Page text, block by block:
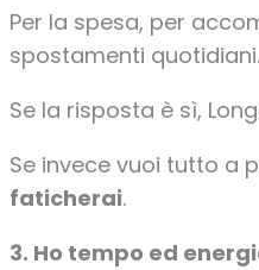
Per la spesa, per
spostamenti quotidiani.
Se la risposta è sì,
Se invece vuoi tutto a
faticherai.
3. Ho tempo ed